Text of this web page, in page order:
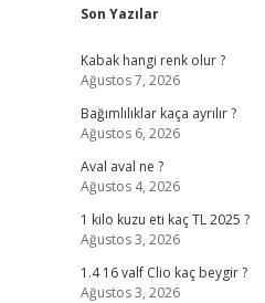
Sidebar
Son Yazılar
Kabak hangi renk olur ?
Ağustos 7, 2026
Bağımlılıklar kaça ayrılır ?
Ağustos 6, 2026
Aval aval ne ?
Ağustos 4, 2026
1 kilo kuzu eti kaç TL 2025 ?
Ağustos 3, 2026
1.4 16 valf Clio kaç beygir ?
Ağustos 3, 2026